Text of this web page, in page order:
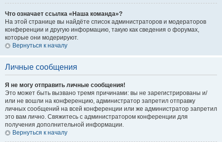
Что означает ссылка «Наша команда»?
На этой странице вы найдёте список администраторов и модераторов
конференции и другую информацию, такую как сведения о форумах,
которые они модерируют.
Вернуться к началу
Личные сообщения
Я не могу отправить личные сообщения!
Это может быть вызвано тремя причинами: вы не зарегистрированы и/
или не вошли на конференцию, администратор запретил отправку
личных сообщений на всей конференции или же администратор запретил
это вам лично. Свяжитесь с администратором конференции для
получения дополнительной информации.
Вернуться к началу